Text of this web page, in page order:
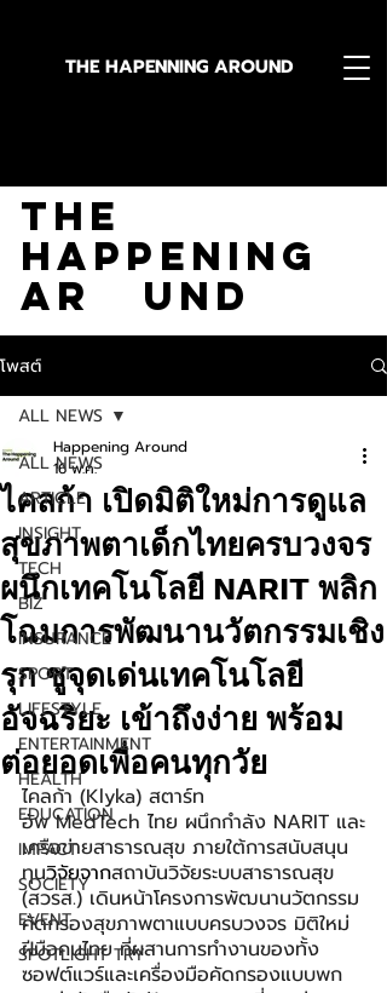
THE HAPENNING AROUND
The
Happening
Ar und
โพสต์
ALL NEWS
ARTICLE
INSIGHT
TECH
BIZ
INSURANCE
SPORT
LIFESTYLE
ENTERTAINMENT
HEALTH
EDUCATION
IMPACT
SOCIETY
EVENT
SPOTLIGHT TRY
ALL NEWS
ไคลก้า เปิดมิติใหม่การดูแล
สุขภาพตาเด็กไทยครบวงจร
ผนึกเทคโนโลยี NARIT พลิก
โฉมการพัฒนานวัตกรรมเชิง
รุก ชูจุดเด่นเทคโนโลยี
อัจฉริยะ เข้าถึงง่าย พร้อม
ต่อยอดเพื่อคนทุกวัย
Happening Around
16 พ.ค.
ไคลก้า (Klyka) สตาร์ท
อัพ MedTech ไทย ผนึกกำลัง NARIT และ
เครือข่ายสาธารณสุข ภายใต้การสนับสนุน
ทุนวิจัยจากสถาบันวิจัยระบบสาธารณสุข
(สวรส.) เดินหน้าโครงการพัฒนานวัตกรรม
คัดกรองสุขภาพตาแบบครบวงจร มิติใหม่
ฝีมือคนไทย ที่ผสานการทำงานของทั้ง
ซอฟต์แวร์และเครื่องมือคัดกรองแบบพก